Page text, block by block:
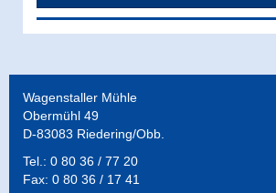
Körner
Mehl
Wagenstaller Mühle
Obermühl 49
D-83083 Riedering/Obb.
Tel.: 0 80 36 / 77 20
Fax: 0 80 36 / 17 41